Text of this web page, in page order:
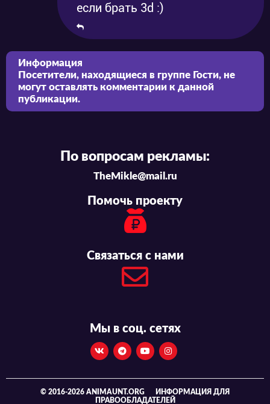
если брать 3d :)
Информация
Посетители, находящиеся в группе Гости, не
могут оставлять комментарии к данной
публикации.
По вопросам рекламы:
TheMikle@mail.ru
Помочь проекту
Связаться с нами
Мы в соц. сетях
© 2016-2026 ANIMAUNT.ORG
ИНФОРМАЦИЯ ДЛЯ
ПРАВООБЛАДАТЕЛЕЙ